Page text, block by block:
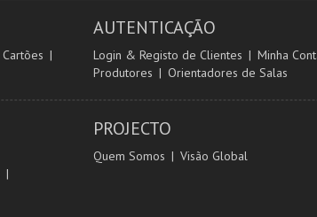
Cartões
AUTENTICAÇÃO
Login & Registo de Clientes
Minha
Produtores
Orientadores de Salas
PROJECTO
Quem Somos Visão Global